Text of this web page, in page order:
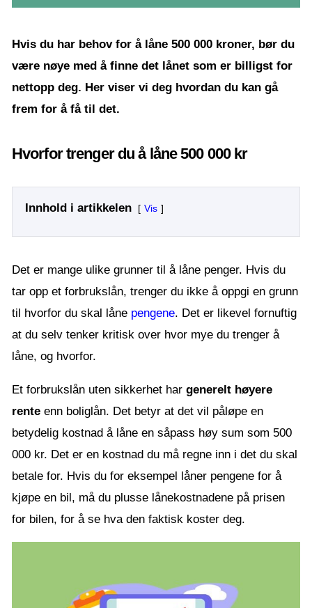
Hvis du har behov for å låne 500 000 kroner, bør du
være nøye med å finne det lånet som er billigst for
nettopp deg. Her viser vi deg hvordan du kan gå
frem for å få til det.
Hvorfor trenger du å låne 500 000 kr
Innhold i artikkelen Vis
Det er mange ulike grunner til å låne penger. Hvis du
tar opp et forbrukslån, trenger du ikke å oppgi en grunn
til hvorfor du skal låne pengene. Det er likevel fornuftig
at du selv tenker kritisk over hvor mye du trenger å
låne, og hvorfor.
Et forbrukslån uten sikkerhet har generelt høyere
rente enn boliglån. Det betyr at det vil påløpe en
betydelig kostnad å låne en såpass høy sum som 500
000 kr. Det er en kostnad du må regne inn i det du skal
betale for. Hvis du for eksempel låner pengene for å
kjøpe en bil, må du plusse lånekostnadene på prisen
for bilen, for å se hva den faktisk koster deg.